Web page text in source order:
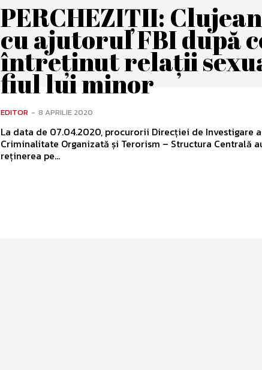
PERCHEZIȚII:
cu ajutorul FBI după
întreținut relații
fiul lui minor
EDITOR - 8 APRILIE 2020
La data de 07.04.2020, procurorii Direcției de Investigare
Criminalitate Organizată și Terorism – Structura Centrală
reținerea pe...